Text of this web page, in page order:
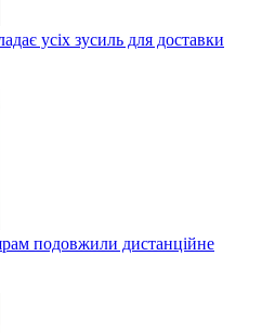
усіх зусиль для доставки
подовжили дистанційне